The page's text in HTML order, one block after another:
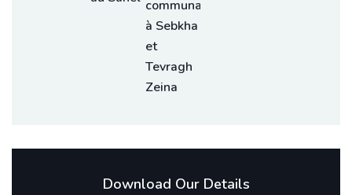
Download Our Details